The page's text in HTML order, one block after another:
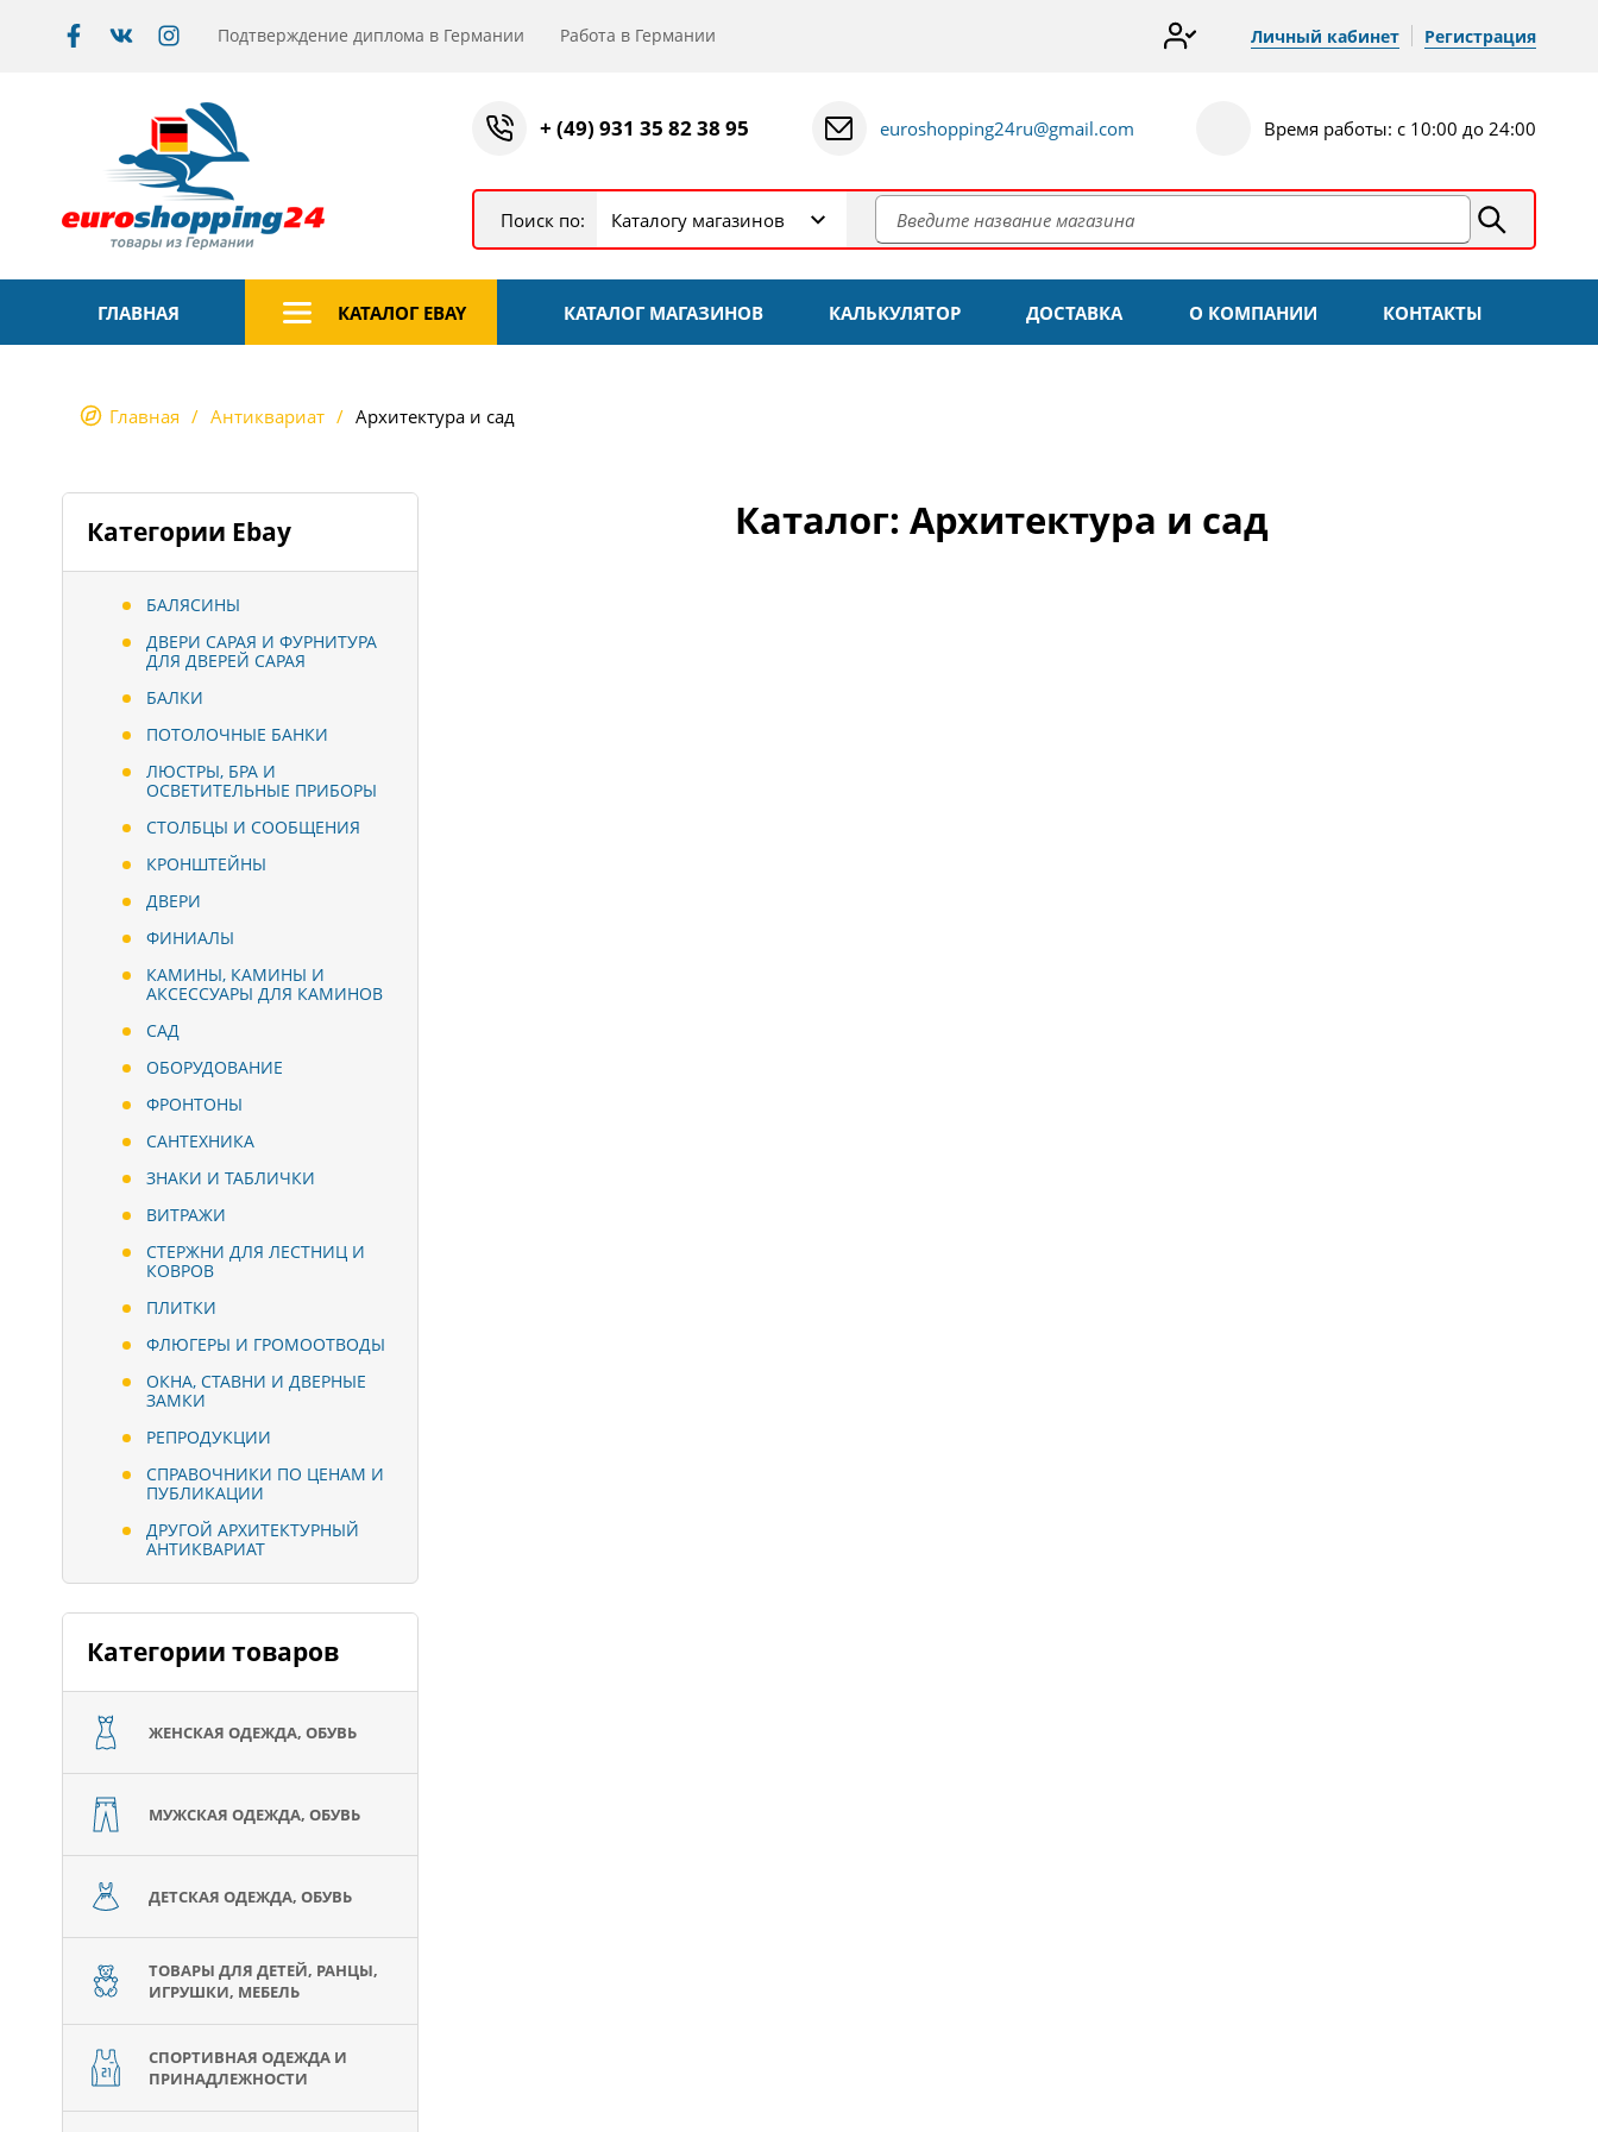
Подтверждение диплома в Германии Работа в Германии Личный кабинет Регистрация
+ (49) 931 35 82 38 95 euroshopping24ru@gmail.com Время работы: с 10:00 до 24:00
Поиск по: Каталогу магазинов
ГЛАВНАЯ КАТАЛОГ EBAY КАТАЛОГ МАГАЗИНОВ КАЛЬКУЛЯТОР ДОСТАВКА О КОМПАНИИ КОНТАКТЫ
Главная Антиквариат Архитектура и сад
Категории Ebay
БАЛЯСИНЫ
ДВЕРИ САРАЯ И ФУРНИТУРА
ДЛЯ ДВЕРЕЙ САРАЯ
БАЛКИ
ПОТОЛОЧНЫЕ БАНКИ
ЛЮСТРЫ, БРА И
ОСВЕТИТЕЛЬНЫЕ ПРИБОРЫ
СТОЛБЦЫ И СООБЩЕНИЯ
КРОНШТЕЙНЫ
ДВЕРИ
ФИНИАЛЫ
КАМИНЫ, КАМИНЫ И
АКСЕССУАРЫ ДЛЯ КАМИНОВ
САД
ОБОРУДОВАНИЕ
ФРОНТОНЫ
САНТЕХНИКА
ЗНАКИ И ТАБЛИЧКИ
ВИТРАЖИ
СТЕРЖНИ ДЛЯ ЛЕСТНИЦ И
КОВРОВ
ПЛИТКИ
ФЛЮГЕРЫ И ГРОМООТВОДЫ
ОКНА, СТАВНИ И ДВЕРНЫЕ
ЗАМКИ
РЕПРОДУКЦИИ
СПРАВОЧНИКИ ПО ЦЕНАМ И
ПУБЛИКАЦИИ
ДРУГОЙ АРХИТЕКТУРНЫЙ
АНТИКВАРИАТ
Категории товаров
ЖЕНСКАЯ ОДЕЖДА, ОБУВЬ
МУЖСКАЯ ОДЕЖДА, ОБУВЬ
ДЕТСКАЯ ОДЕЖДА, ОБУВЬ
ТОВАРЫ ДЛЯ ДЕТЕЙ, РАНЦЫ,
ИГРУШКИ, МЕБЕЛЬ
СПОРТИВНАЯ ОДЕЖДА И
ПРИНАДЛЕЖНОСТИ
Каталог: Архитектура и сад